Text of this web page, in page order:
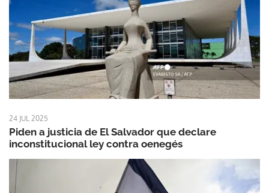
24 JUL 2025
Piden a justicia de El Salvador que declare
inconstitucional ley contra oenegés